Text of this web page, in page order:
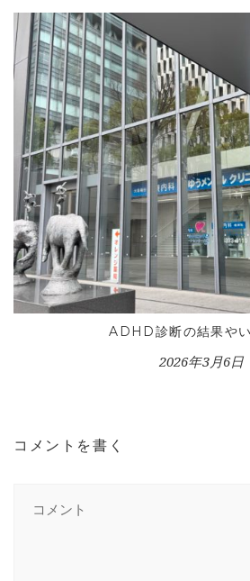
HOME
INFORMATION
VOICE GALLERY
WORKS
BLOG
LESSON
CONTACT
ADHD診断の結果や
2026年3月6日
コメントを書く